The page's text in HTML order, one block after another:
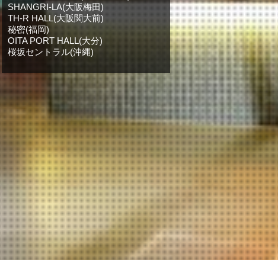
SHANGRI-LA(大阪梅田)
TH-R HALL(大阪関大前)
秘密(福岡)
OITA PORT HALL(大分)
桜坂セントラル(沖縄)